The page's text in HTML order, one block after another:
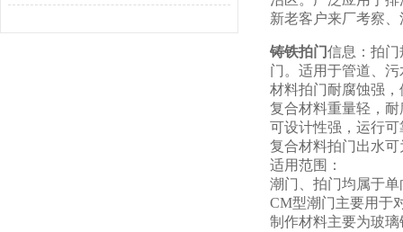
新老客户来厂考察
铸铁拍门信息：拍
门。适用于管道、
材料拍门耐腐蚀强
复合材料重量轻，
可设计性强，运行可
复合材料拍门出水
适用范围：
潮门、拍门均属于
CM型潮门主要用于
制作材料主要为玻